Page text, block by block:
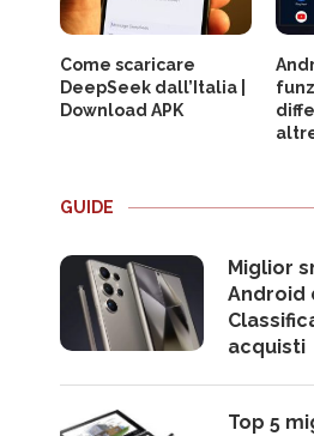
Come scaricare
DeepSeek dall’Italia |
Download APK
GUIDE
Miglior
Android
acquisti
Top 5